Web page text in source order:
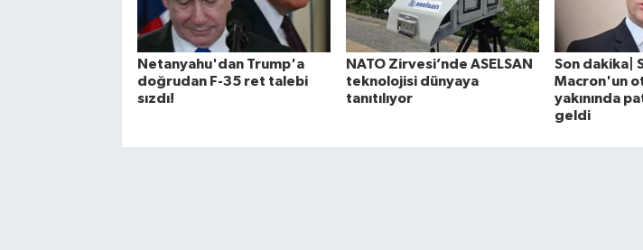
Netanyahu'dan Trump'a
doğrudan F-35 ret talebi
sızdı!
NATO Zirvesi’nde ASELSAN
teknolojisi dünyaya
tanıtılıyor
Son dakika|
Macron'un
yakınında
geldi